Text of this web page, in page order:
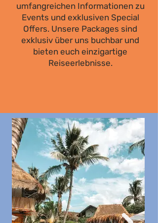
umfangreichen Informationen zu
Events und exklusiven Special
Offers. Unsere Packages sind
exklusiv über uns buchbar und
bieten euch einzigartige
Reiseerlebnisse.